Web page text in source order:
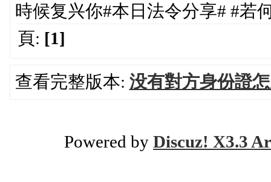
時候复兴你#本日法令分享# #若
頁: [1]
查看完整版本: 没有對方身份證
Powered by Discuz! X3.3